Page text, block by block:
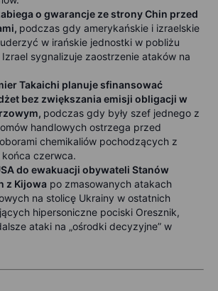
o gwarancje ze strony Chin przed
podczas gdy amerykańskie i izraelskie
uderzyć w irańskie jednostki w pobliżu
sygnalizuje zaostrzenie ataków na
Takaichi planuje sfinansować
bez zwiększania emisji obligacji w
podczas gdy były szef jednego z
handlowych ostrzega przed
chemikaliów pochodzących z
czerwca.
do ewakuacji obywateli Stanów
z Kijowa po zmasowanych atakach
na stolicę Ukrainy w ostatnich
hipersoniczne pociski Oresznik,
ataki na „ośrodki decyzyjne” w